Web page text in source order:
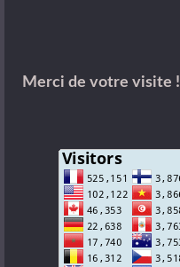
Merci de votre visite !